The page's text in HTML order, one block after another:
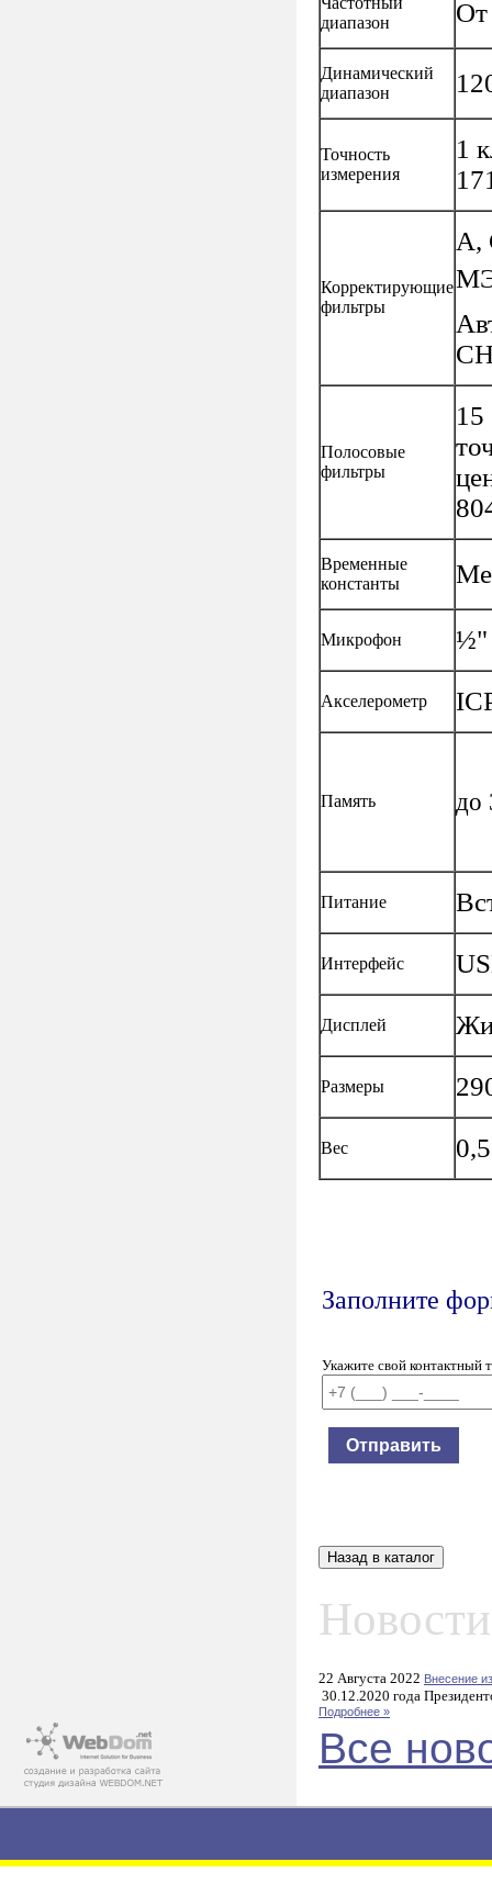
диапазон
От
Динамический
диапазон
Точность
измерения
1
Корректирующие
фильтры
А,
СН
Полосовые
фильтры
15
Временные
константы
Микрофон ½"
Акселерометр
Память до
Питание
Интерфейс
Дисплей
Размеры
Вес
Заполните
Укажите свой контактный
22 Августа 2022 Внесение
30.12.2020 года
Подробнее »
Все